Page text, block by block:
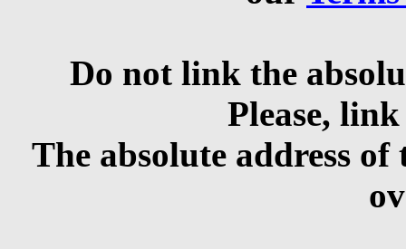
Do not link the
Please,
The absolute address